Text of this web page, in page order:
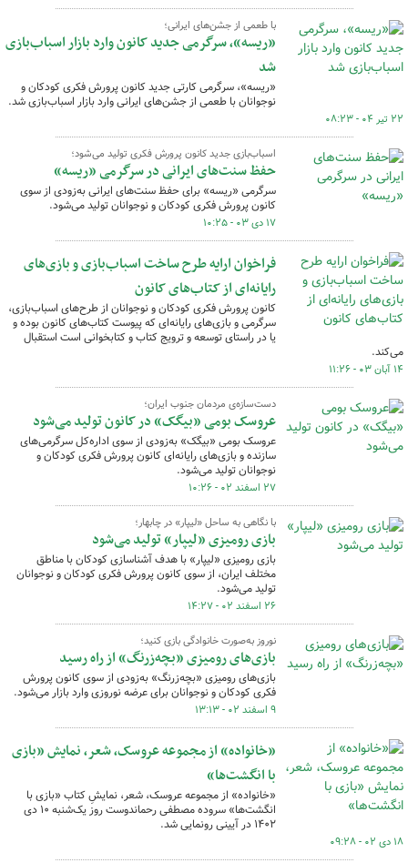
با طعمی از جشن‌های ایرانی؛
«ریسه»، سرگرمی جدید کانون وارد بازار اسباب‌بازی
شد
«ریسه»، سرگرمی کارتی جدید کانون پرورش فکری کودکان و
نوجوانان با طعمی از جشن‌های ایرانی وارد بازار اسباب‌بازی شد.
۲۲ تیر ۰۴ - ۰۸:۲۳
اسباب‌بازی جدید کانون پرورش فکری تولید می‌شود؛
حفظ سنت‌های ایرانی در سرگرمی «ریسه»
سرگرمی «ریسه» برای حفظ سنت‌های ایرانی به‌زودی از سوی
کانون پرورش فکری کودکان و نوجوانان تولید می‌شود.
۱۷ دی ۰۳ - ۱۰:۲۵
فراخوان ارایه طرح ساخت اسباب‌بازی و بازی‌های
رایانه‌ای از کتاب‌های کانون
کانون پرورش فکری کودکان و نوجوانان از طرح‌های اسباب‌بازی،
سرگرمی و بازی‌های رایانه‌ای که پیوست کتاب‌های کانون بوده و
یا در راستای توسعه و ترویج کتاب و کتابخوانی است استقبال
می‌کند.
۱۴ آبان ۰۳ - ۱۱:۲۶
دست‌سازه‌ی مردمان جنوب ایران؛
عروسک‌ بومی «بیگک» در کانون تولید می‌شود
عروسک‌ بومی «بیگک» به‌زودی از سوی اداره‌کل سرگرمی‌های
سازنده و بازی‌های رایانه‌ای کانون پرورش فکری کودکان و
نوجوانان تولید می‌شود.
۲۷ اسفند ۰۲ - ۱۰:۲۶
با نگاهی به ساحل «لیپار» در چابهار؛
بازی رومیزی «لیپار» تولید می‌شود
بازی رومیزی «لیپار» با هدف آشناسازی کودکان با مناطق
مختلف ایران، از سوی کانون پرورش فکری کودکان و نوجوانان
تولید می‌شود.
۲۶ اسفند ۰۲ - ۱۴:۲۷
نوروز به‌صورت خانوادگی بازی کنید؛
بازی‌های رومیزی «بچه‌زرنگ» از راه رسید
بازی‌های رومیزی «بچه‌زرنگ» به‌زودی از سوی کانون پرورش
فکری کودکان و نوجوانان برای عرضه نوروزی وارد بازار می‌شود.
۹ اسفند ۰۲ - ۱۳:۱۳
«خانواده» از مجموعه عروسک، شعر، نمایش «بازی
با انگشت‌ها»
«خانواده» از مجموعه عروسک، شعر، نمایشِ کتاب «بازی با
انگشت‌ها» سروده مصطفی رحماندوست روز یک‌شنبه ۱۰ دی
۱۴۰۲ در آیینی رونمایی شد.
۱۸ دی ۰۲ - ۰۹:۲۸